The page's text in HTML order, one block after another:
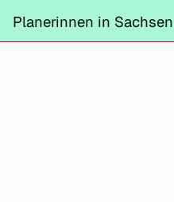
Planerinnen in Sachsen